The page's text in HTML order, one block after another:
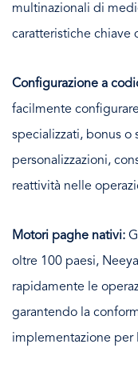
multinazionali di
caratteristiche chiave
Configurazione a
facilmente
specializzati, bonus o
personalizzazioni,
reattività nelle
Motori paghe nativi:
oltre 100 paesi,
rapidamente le
garantendo la
implementazione per